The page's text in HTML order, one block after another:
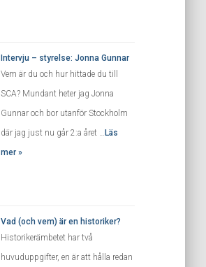
Intervju – styrelse: Jonna Gunnar
Vem är du och hur hittade du till
SCA? Mundant heter jag Jonna
Gunnar och bor utanför Stockholm
där jag just nu går 2:a året … Läs
mer »
Vad (och vem) är en historiker?
Historikerämbetet har två
huvuduppgifter, en är att hålla redan